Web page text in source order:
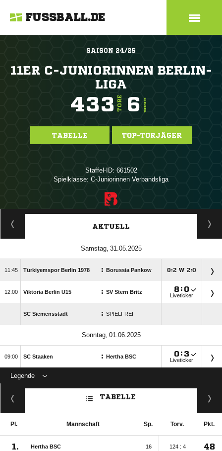
FUSSBALL.DE
SAISON 24/25
11ER C-JUNIORINNEN BERLIN-
LIGA
433 TORE 6 TORE/SPIEL
TABELLE TOP-TORJÄGER
Staffel-ID: 661502
Spielklasse: C-Juniorinnen Verbandsliga
ANZEIGE
AKTUELL
 
 Türkiyemspor Berlin 1978 : Borussia Pankow : W:
 Viktoria Berlin U15 : SV Stern Britz : 
Liveticker
SC Siemensstadt : SPIELFREI
 
 SC Staaken : Hertha BSC : 
Liveticker
Legende
ANZEIGE
TABELLE
Pl. Mannschaft Sp. Torv. Pkt.
1. Hertha BSC 16 124 : 4 48